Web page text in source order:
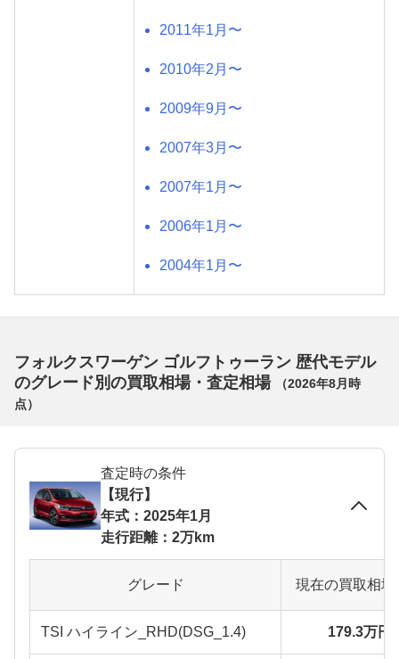
2011年1月〜
2010年2月〜
2009年9月〜
2007年3月〜
2007年1月〜
2006年1月〜
2004年1月〜
フォルクスワーゲン ゴルフトゥーラン 歴代モデル
のグレード別の買取相場・査定相場
（2026年8月 時
点）
査定時の条件
【現行】
年式：2025年1月
走行距離：2万km
グレード 現在の買取相
TSI ハイライン_RHD(DSG_1.4) 179.3万円